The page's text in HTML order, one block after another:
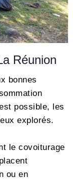
Réunion
bonnes
possible, les
explorés.
le covoiturage
ou en